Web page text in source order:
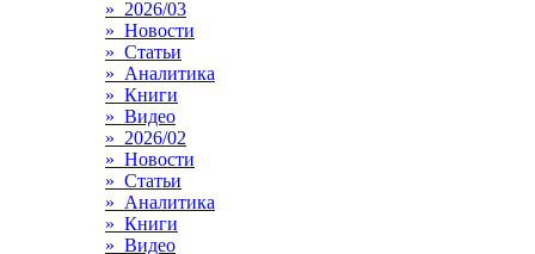
» 2026/03
» Новости
» Статьи
» Аналитика
» Книги
» Видео
» 2026/02
» Новости
» Статьи
» Аналитика
» Книги
» Видео